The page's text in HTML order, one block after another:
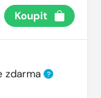
Koupit
zdarma ?